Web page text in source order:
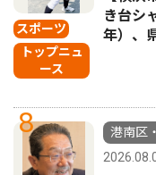
スポーツ
トップニュ
ース
き台シ
年）、
8
港南区